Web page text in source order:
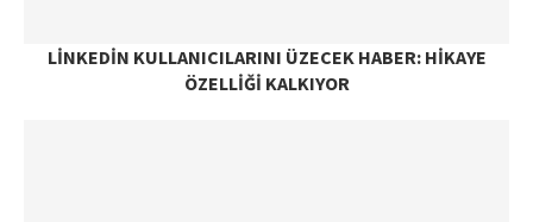
LINKEDIN KULLANICILARINI ÜZECEK HABER: HIKAYE
ÖZELLIĞI KALKIYOR